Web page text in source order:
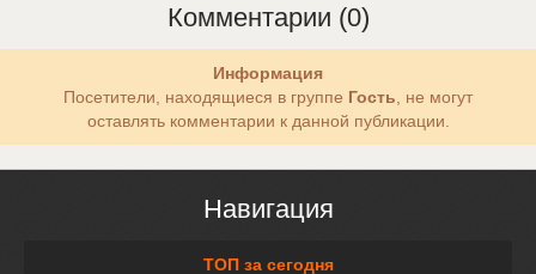
Комментарии (0)
Информация
Посетители, находящиеся в группе Гость , не могут
оставлять комментарии к данной публикации.
Навигация
ТОП за сегодня